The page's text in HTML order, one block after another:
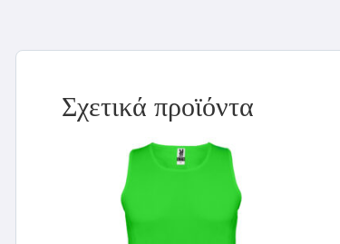
Σχετικά προϊόντα